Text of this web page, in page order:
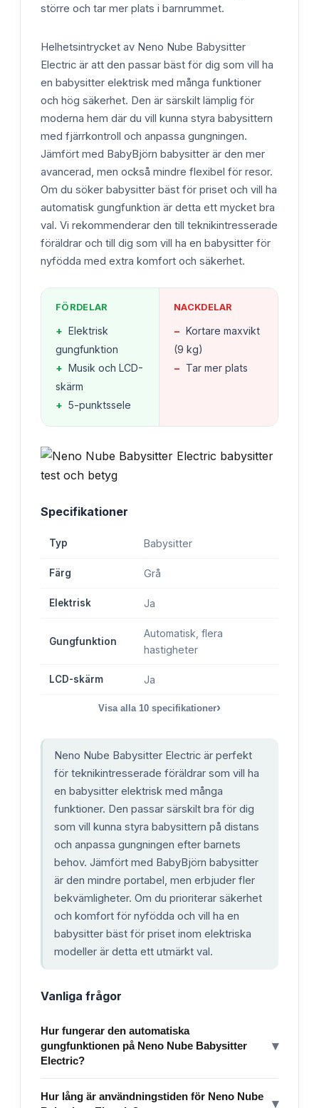
större och tar mer plats i barnrummet.
Helhetsintrycket av Neno Nube Babysitter
Electric är att den passar bäst för dig som vill ha
en babysitter elektrisk med många funktioner
och hög säkerhet. Den är särskilt lämplig för
moderna hem där du vill kunna styra babysittern
med fjärrkontroll och anpassa gungningen.
Jämfört med BabyBjörn babysitter är den mer
avancerad, men också mindre flexibel för resor.
Om du söker babysitter bäst för priset och vill ha
automatisk gungfunktion är detta ett mycket bra
val. Vi rekommenderar den till teknikintresserade
föräldrar och till dig som vill ha en babysitter för
nyfödda med extra komfort och säkerhet.
FÖRDELAR
+ Elektrisk
gungfunktion
+ Musik och LCD-
skärm
+ 5-punktssele
NACKDELAR
− Kortare maxvikt
(9 kg)
− Tar mer plats
Specifikationer
Typ Babysitter
Färg Grå
Elektrisk Ja
Gungfunktion
Automatisk, flera
hastigheter
LCD-skärm Ja
Visa alla 10 specifikationer›
Neno Nube Babysitter Electric är perfekt
för teknikintresserade föräldrar som vill ha
en babysitter elektrisk med många
funktioner. Den passar särskilt bra för dig
som vill kunna styra babysittern på distans
och anpassa gungningen efter barnets
behov. Jämfört med BabyBjörn babysitter
är den mindre portabel, men erbjuder fler
bekvämligheter. Om du prioriterar säkerhet
och komfort för nyfödda och vill ha en
babysitter bäst för priset inom elektriska
modeller är detta ett utmärkt val.
Vanliga frågor
Hur fungerar den automatiska
gungfunktionen på Neno Nube Babysitter
Electric?
▾
Hur lång är användningstiden för Neno Nube
▾